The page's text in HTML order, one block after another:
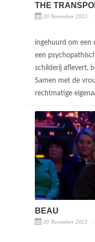
THE
30 November 2023
ingehuurd om een
een
schilderij aflevert,
Samen met de
rechtmatige
BEAU
30 November 2023